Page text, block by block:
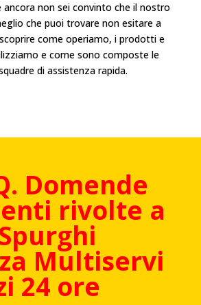
ancora non sei convinto che il nostro
che puoi trovare non esitare a
come operiamo, i prodotti e
e come sono composte le
di assistenza rapida.
Domende
rivolte a
Multiservi
24 ore